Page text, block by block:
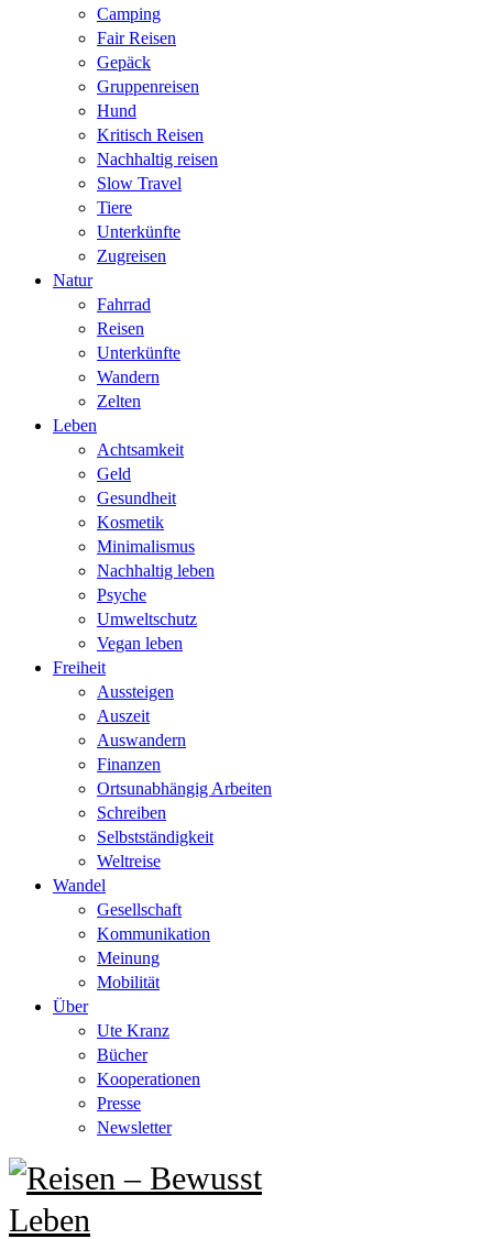
Camping
Fair Reisen
Gepäck
Gruppenreisen
Hund
Kritisch Reisen
Nachhaltig reisen
Slow Travel
Tiere
Unterkünfte
Zugreisen
Natur
Fahrrad
Reisen
Unterkünfte
Wandern
Zelten
Leben
Achtsamkeit
Geld
Gesundheit
Kosmetik
Minimalismus
Nachhaltig leben
Psyche
Umweltschutz
Vegan leben
Freiheit
Aussteigen
Auszeit
Auswandern
Finanzen
Ortsunabhängig Arbeiten
Schreiben
Selbstständigkeit
Weltreise
Wandel
Gesellschaft
Kommunikation
Meinung
Mobilität
Über
Ute Kranz
Bücher
Kooperationen
Presse
Newsletter